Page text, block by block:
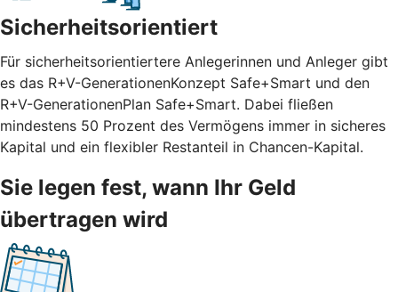
Sicherheitsorientiert
Für sicherheitsorientiertere Anlegerinnen und Anleger gibt
es das R+V-GenerationenKonzept Safe+Smart und den
R+V-GenerationenPlan Safe+Smart. Dabei fließen
mindestens 50 Prozent des Vermögens immer in sicheres
Kapital und ein flexibler Restanteil in Chancen-Kapital.
Sie legen fest, wann Ihr Geld
übertragen wird